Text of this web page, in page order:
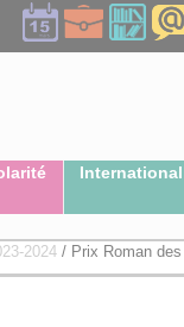
International
2024/ Prix Roman